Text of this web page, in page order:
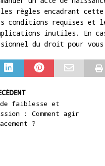
règles encadrant
conditions requises et
inutiles. En
du droit pour vous
de faiblesse et
: Comment agir
?